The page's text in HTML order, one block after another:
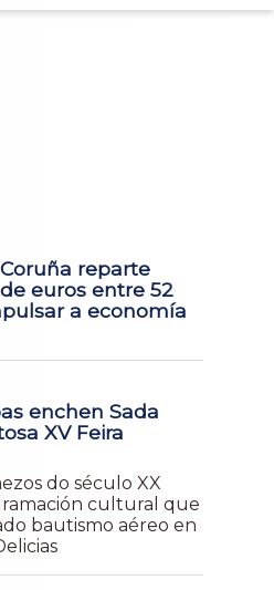
reparte
euros entre 52
a economía
enchen Sada
XV Feira
do século XX
cultural que
bautismo aéreo en